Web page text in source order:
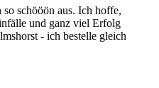
schööön aus. Ich hoffe,
und ganz viel Erfolg
- ich bestelle gleich